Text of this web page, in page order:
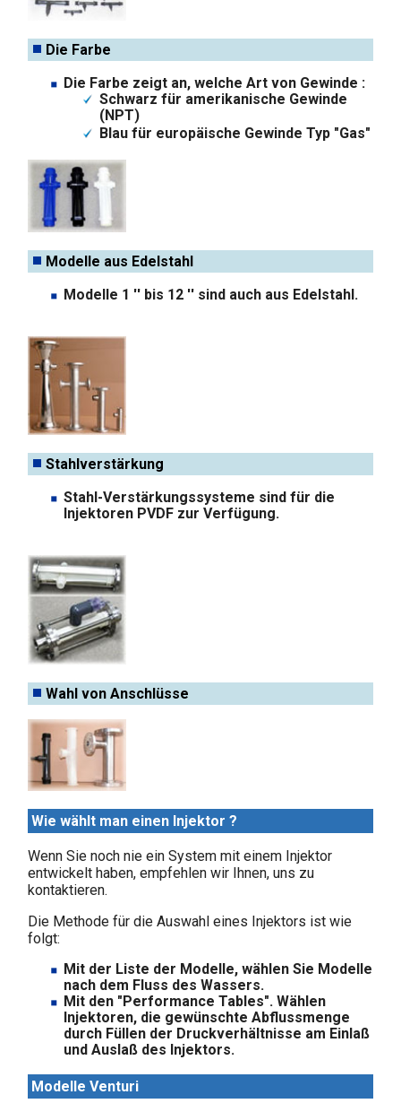
Die Farbe
Die Farbe zeigt an, welche Art von Gewinde :
Schwarz für amerikanische Gewinde
(NPT)
Blau für europäische Gewinde Typ "Gas"
Modelle aus Edelstahl
Modelle 1 '' bis 12 '' sind auch aus Edelstahl.
Stahlverstärkung
Stahl-Verstärkungssysteme sind für die
Injektoren PVDF zur Verfügung.
Wahl von Anschlüsse
Wie wählt man einen Injektor ?
Wenn Sie noch nie ein System mit einem Injektor
entwickelt haben, empfehlen wir Ihnen, uns zu
kontaktieren.
Die Methode für die Auswahl eines Injektors ist wie
folgt:
Mit der Liste der Modelle, wählen Sie Modelle
nach dem Fluss des Wassers.
Mit den "Performance Tables". Wählen
Injektoren, die gewünschte Abflussmenge
durch Füllen der Druckverhältnisse am Einlaß
und Auslaß des Injektors.
Modelle Venturi